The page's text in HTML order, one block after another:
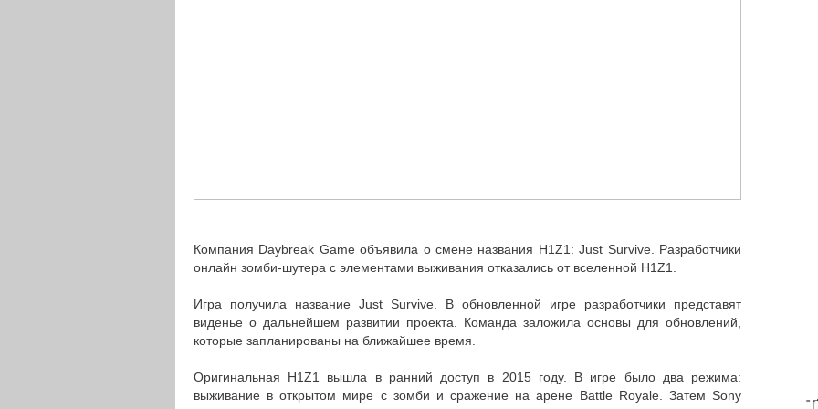
Компания Daybreak Game объявила о смене названия H1Z1: Just Survive. Разработчики
онлайн зомби-шутера с элементами выживания отказались от вселенной H1Z1.
Игра получила название Just Survive. В обновленной игре разработчики представят
виденье о дальнейшем развитии проекта. Команда заложила основы для обновлений,
которые запланированы на ближайшее время.
Оригинальная H1Z1 вышла в ранний доступ в 2015 году. В игре было два режима:
выживание в открытом мире с зомби и сражение на арене Battle Royale. Затем Sony